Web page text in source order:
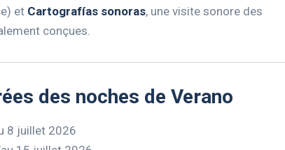
et Cartografías sonoras, une visite sonore des
conçues.
des noches de Verano
8 juillet 2026